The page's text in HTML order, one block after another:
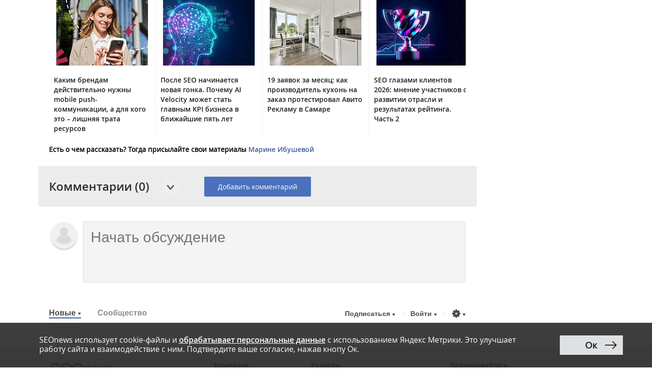
Каким брендам
действительно нужны
mobile push-
коммуникации, а для кого
это – лишняя трата
ресурсов
После SEO начинается
новая гонка. Почему AI
Velocity может стать
главным KPI бизнеса в
ближайшие пять лет
19 заявок за месяц: как
производитель кухонь на
заказ протестировал Авито
Рекламу в Самаре
SEO глазами клиентов
2026: мнение участников о
развитии отрасли и
результатах рейтинга.
Часть 2
Есть о чем рассказать? Тогда присылайте свои материалы Марине Ибушевой
Комментарии (0) Добавить комментарий
Новые Сообщество Подписаться Войти
SEOnews использует cookie-файлы и обрабатывает персональные данныес использованием Яндекс Метрики. Это улучшает
работу сайта и взаимодействие с ним. Подтвердите ваше согласие, нажав кнопу Ок.
Ок
Компания Разделы Подписывайтесь